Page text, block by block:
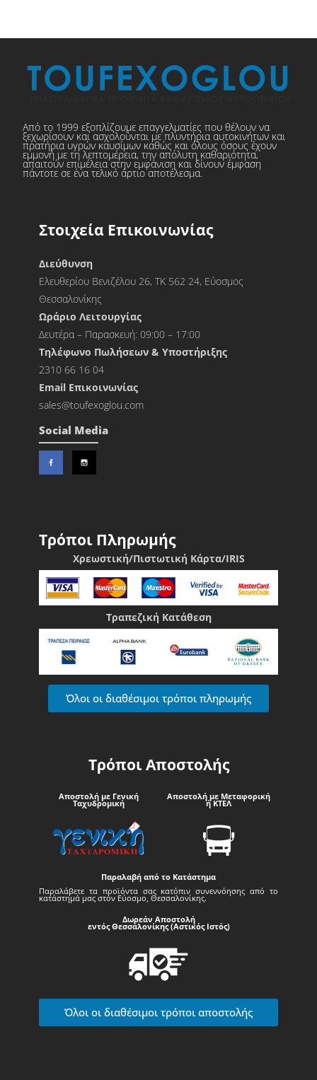
Από το 1999 εξοπλίζουμε επαγγελματίες που θέλουν να
ξεχωρίσουν και ασχολούνται με πλυντήρια αυτοκινήτων και
πρατήρια υγρών καυσίμων καθώς και όλους όσους έχουν
εμμονή με τη λεπτομέρεια, την απόλυτη καθαριότητα,
απαιτούν επιμέλεια στην εμφάνιση και δίνουν έμφαση
πάντοτε σε ένα τελικό άρτιο αποτέλεσμα.
Στοιχεία Επικοινωνίας
Διεύθυνση
Ελευθερίου Βενιζέλου 26, ΤΚ 562 24, Εύοσμος
Θεσσαλονίκης
Ωράριο Λειτουργίας
Δευτέρα – Παρασκευή: 09:00 – 17:00
Τηλέφωνο Πωλήσεων & Υποστήριξης
2310 66 16 04
Εmail Επικοινωνίας
sales@toufexoglou.com
Social Media
Τρόποι Πληρωμής
Χρεωστική/Πιστωτική Κάρτα/IRIS
Τραπεζική Κατάθεση
Όλοι οι διαθέσιμοι τρόποι πληρωμής
Τρόποι Αποστολής
Αποστολή με Γενική
Ταχυδρομική
Αποστολή με Μεταφορική
ή ΚΤΕΛ
Παραλαβή από το Κατάστημα
Παραλάβετε τα προϊόντα σας κατόπιν συνεννόησης από το
κατάστημά μας στον Εύοσμο, Θεσσαλονίκης.
Δωρεάν Αποστολή
εντός Θεσσαλονίκης (Αστικός Ιστός)
Όλοι οι διαθέσιμοι τρόποι αποστολής